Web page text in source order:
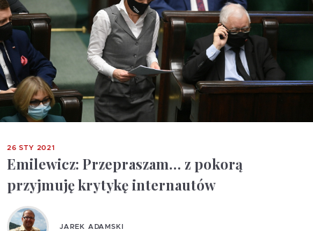
26 STY 2021
Emilewicz: Przepraszam… z pokorą
przyjmuję krytykę internautów
JAREK ADAMSKI